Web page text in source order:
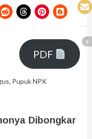
PDF
, Pupuk NPK
Dibongkar